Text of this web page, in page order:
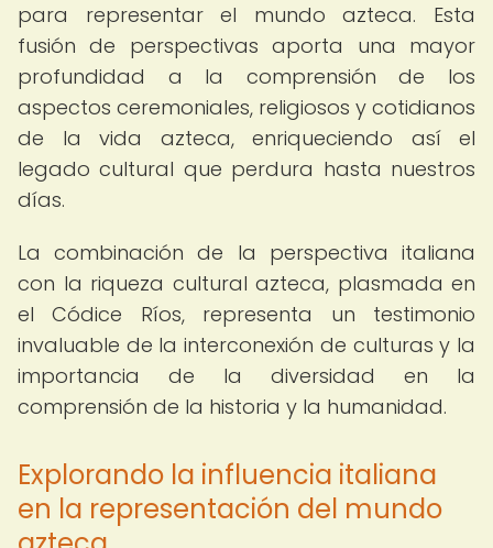
para representar el mundo azteca. Esta
fusión de perspectivas aporta una mayor
profundidad a la comprensión de los
aspectos ceremoniales, religiosos y cotidianos
de la vida azteca, enriqueciendo así el
legado cultural que perdura hasta nuestros
días.
La combinación de la perspectiva italiana
con la riqueza cultural azteca, plasmada en
el Códice Ríos, representa un testimonio
invaluable de la interconexión de culturas y la
importancia de la diversidad en la
comprensión de la historia y la humanidad.
Explorando la influencia italiana
en la representación del mundo